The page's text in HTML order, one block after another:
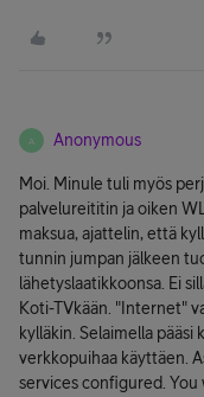
A Anonymous
Moi. Minule tuli myös
palvelureititin ja oiken
maksua, ajattelin, että
tunnin jumpan jälkeen
lähetyslaatikkoonsa. Ei
Koti-TVkään. "Internet"
kylläkin. Selaimella pääsi
verkkopuihaa käyttäen.
services configured.